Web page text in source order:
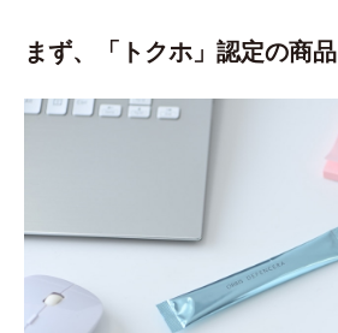
まず、「トクホ」認定の商